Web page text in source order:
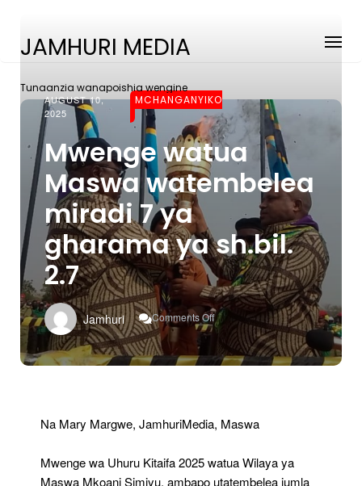
JAMHURI MEDIA
Tunaanzia wanapoishia wengine
AUGUST 10,
2025
MCHANGANYIKO
Mwenge watua
Maswa watembelea
miradi 7 ya
gharama ya sh.bil.
2.7
Jamhuri Comments Off
On
Mwenge
Watua
Maswa
Ya
Gharama
Sh.bil.
2.7
Na Mary Margwe, JamhuriMedia, Maswa
Mwenge wa Uhuru Kitaifa 2025 watua Wilaya ya
Maswa Mkoani Simiyu, ambapo utatembelea jumla